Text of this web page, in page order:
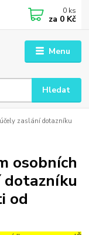
Menu
Hledat
0 ks
za 0 Kč
zaslání dotazníku
osobních
dotazníku
od